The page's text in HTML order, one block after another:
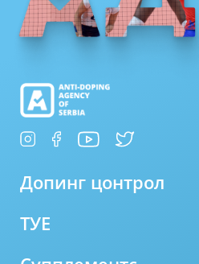
Допинг цонтрол
ТУЕ